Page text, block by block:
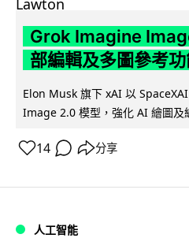
Grok Imagine
部編輯及多圖參考
Elon Musk 旗下 xAI 以
Image 2.0 模型，強化 AI 繪圖及
14 分享
人工智能